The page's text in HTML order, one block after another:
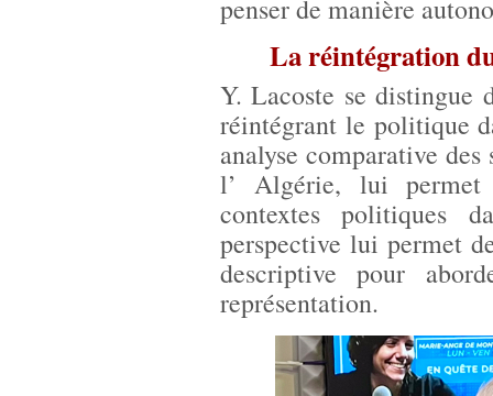
penser de manière
La réintégration
Y. Lacoste se distingue
réintégrant le politique
analyse comparative
l’ Algérie, lui permet
contextes politiques
perspective lui permet
descriptive pour
représentation.